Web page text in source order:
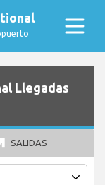
Llegadas
SALIDAS